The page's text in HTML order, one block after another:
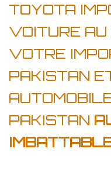
TOYOTA
VOITURE
VOTRE
PAKISTAN
PAKISTAN